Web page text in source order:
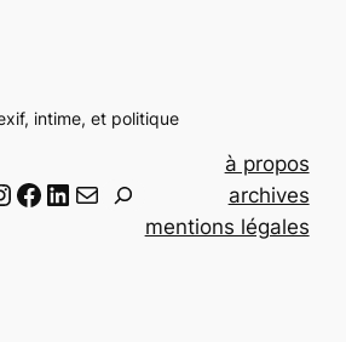
intime, et politique
Facebook LinkedIn Email
à propos
archives
mentions légales